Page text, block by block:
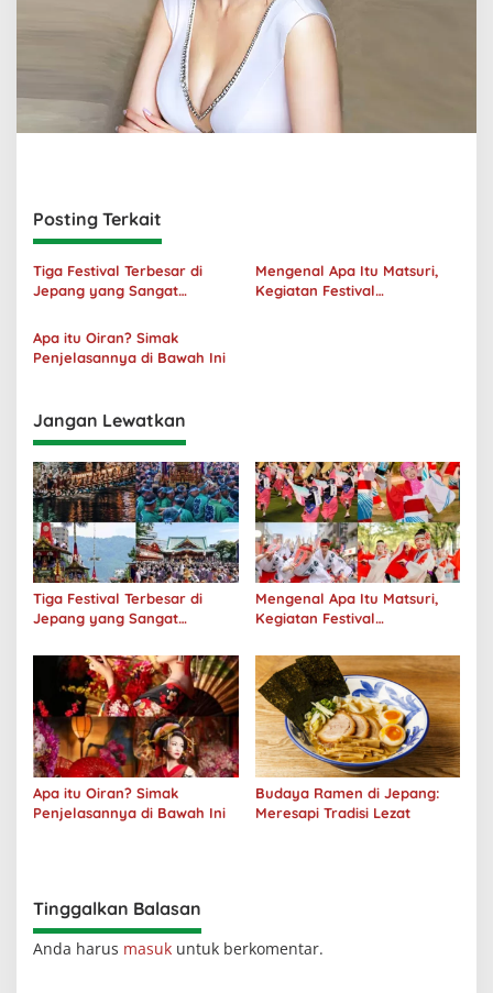
Posting Terkait
Tiga Festival Terbesar di
Jepang yang Sangat
Mengenal Apa Itu Matsuri,
Kegiatan Festival
Apa itu Oiran? Simak
Penjelasannya di Bawah Ini
Jangan Lewatkan
Tiga Festival Terbesar di
Jepang yang Sangat
Mengenal Apa Itu Matsuri,
Kegiatan Festival
Apa itu Oiran? Simak
Penjelasannya di Bawah Ini
Budaya Ramen di Jepang:
Meresapi Tradisi Lezat
Tinggalkan Balasan
Anda harus masuk untuk berkomentar.